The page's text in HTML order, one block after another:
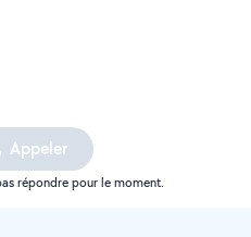
Appeler
répondre pour le moment.